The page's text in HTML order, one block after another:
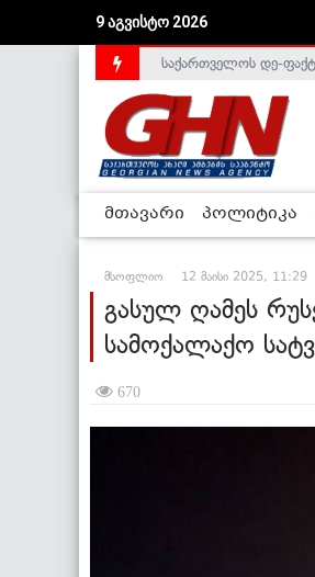
9 აგვისტო 2026
საქართველოს დე-
მთავარი პოლიტიკა
მსოფლიო 12 მაისი 2025, 11:29
გასულ ღამეს
სამოქალაქო
670